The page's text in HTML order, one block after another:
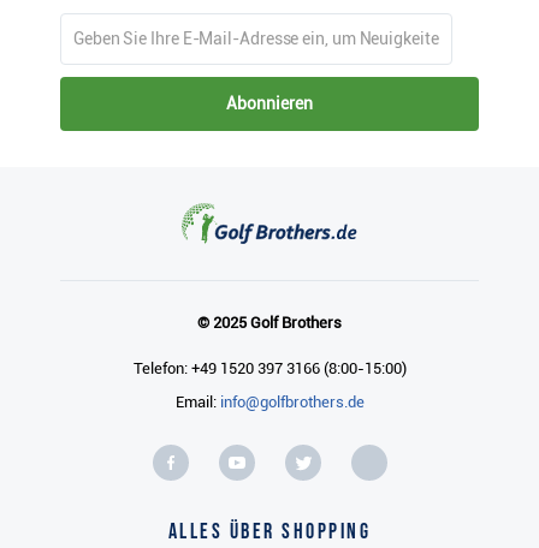
Abonnieren
© 2025 Golf Brothers
Telefon: +49 1520 397 3166 (8:00-15:00)
Email: info@golfbrothers.de
Alles über Shopping